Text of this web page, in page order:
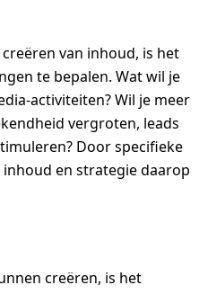
van inhoud, is het
te bepalen. Wat wil je
activiteiten? Wil je meer
vergroten, leads
Door specifieke
en strategie daarop
creëren, is het